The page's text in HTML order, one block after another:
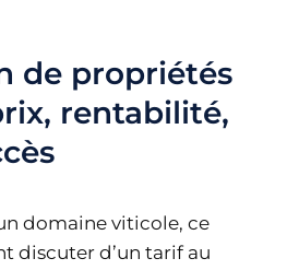
de propriétés
rentabilité,
domaine viticole, ce
discuter d’un tarif au